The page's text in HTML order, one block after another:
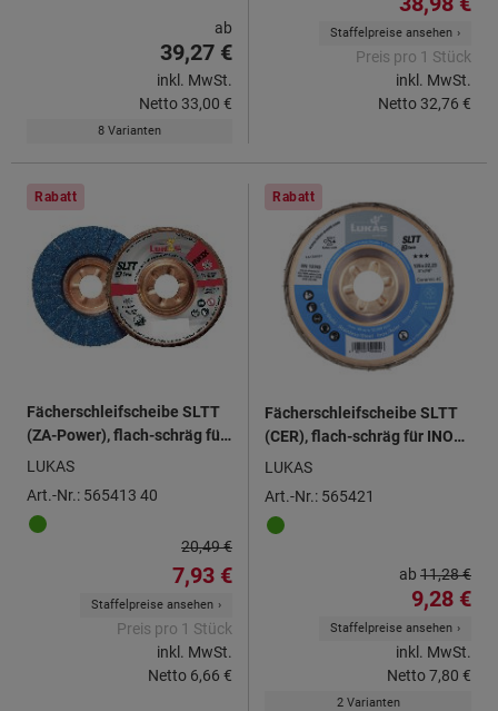
ab
39,27 €
inkl. MwSt.
Netto 33,00 €
8 Varianten
Staffelpreise ansehen
Preis pro 1 Stück
inkl. MwSt.
Netto 32,76 €
Rabatt
Fächerschleifscheibe SLTT
(ZA-Power), flach-schräg für
Stahl und INOX, ⌀ 178 mm,
LUKAS
Art.-Nr.: 565413 40
20,49 €
7,93 €
Staffelpreise ansehen
Preis pro 1 Stück
inkl. MwSt.
Netto 6,66 €
Rabatt
Fächerschleifscheibe SLTT
(CER), flach-schräg für INOX
⌀ 115 mm
LUKAS
Art.-Nr.: 565421
ab 11,28 €
9,28 €
Staffelpreise ansehen
inkl. MwSt.
Netto7,80 €
2 Varianten